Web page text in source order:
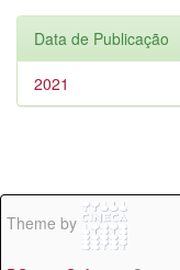
Data de Publicação
2021
Theme by